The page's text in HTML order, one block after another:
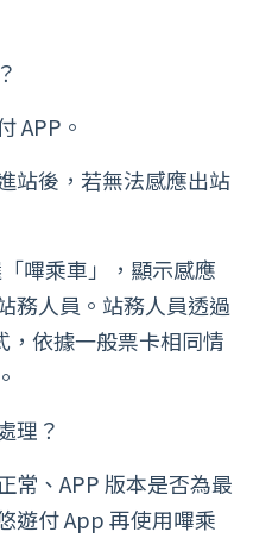
APP。
站後，若無法感應出站
嗶乘車」，顯示感應
務人員。站務人員透過
，依據一般票卡相同情
理？
常、APP 版本是否為最
遊付 App 再使用嗶乘